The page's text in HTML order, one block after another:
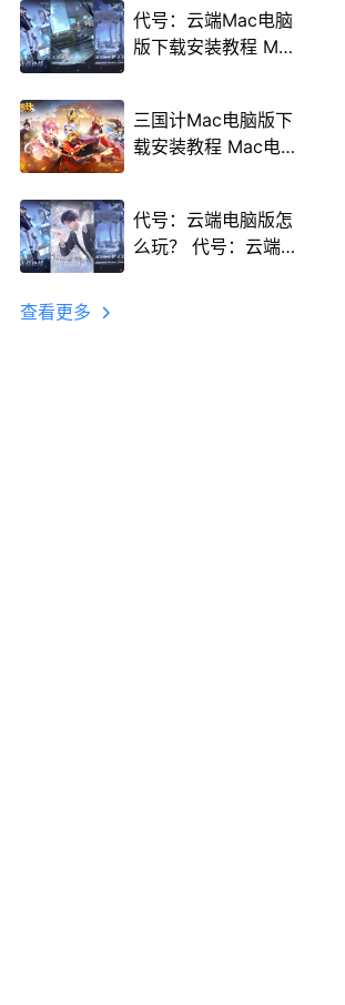
程
代号：云端Mac电脑
版下载安装教程 Mac
三国计Mac电脑版下
载安装教程 Mac电脑
代号：云端电脑版怎
么玩？ 代号：云端性
查看更多